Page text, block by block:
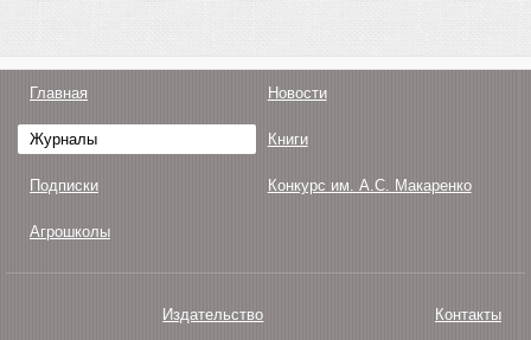
Главная Новости
Журналы Книги
Подписки Конкурс им. А.С. Макаренко
Агрошколы
Издательство Контакты